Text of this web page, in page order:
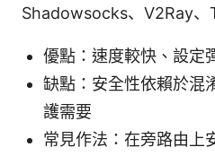
Shadowsocks、V2Ray、
優點：速度較快、設定
缺點：安全性依賴於混
護需要
常見作法：在旁路由上